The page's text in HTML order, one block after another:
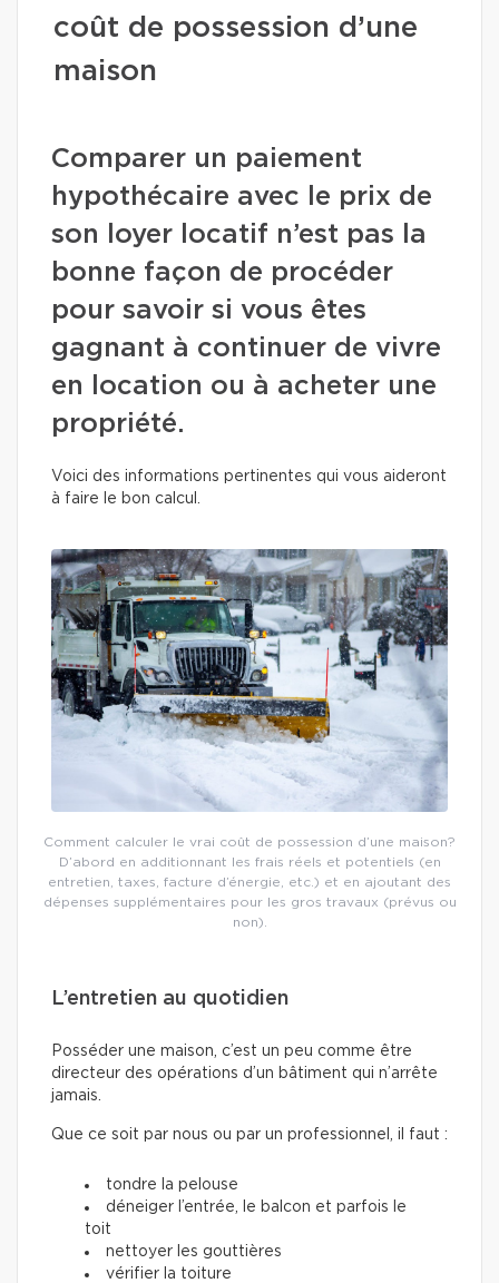
coût de possession d’une
maison
Comparer un paiement
hypothécaire avec le prix de
son loyer locatif n’est pas la
bonne façon de procéder
pour savoir si vous êtes
gagnant à continuer de vivre
en location ou à acheter une
propriété.
Voici des informations pertinentes qui vous aideront
à faire le bon calcul.
Comment calculer le vrai coût de possession d’une maison?
D’abord en additionnant les frais réels et potentiels (en
entretien, taxes, facture d’énergie, etc.) et en ajoutant des
dépenses supplémentaires pour les gros travaux (prévus ou
non).
L’entretien au quotidien
Posséder une maison, c’est un peu comme être
directeur des opérations d’un bâtiment qui n’arrête
jamais.
Que ce soit par nous ou par un professionnel, il faut :
tondre la pelouse
déneiger l’entrée, le balcon et parfois le
toit
nettoyer les gouttières
vérifier la toiture